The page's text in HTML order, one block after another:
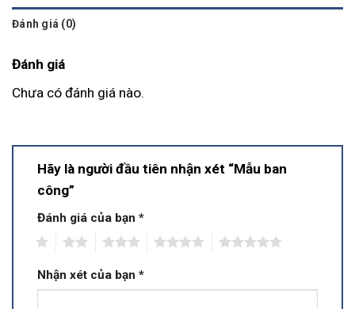
Đánh giá (0)
Đánh giá
Chưa có đánh giá nào.
Hãy là người đầu tiên nhận xét “Mẫu ban
công”
Đánh giá của bạn *
Nhận xét của bạn *